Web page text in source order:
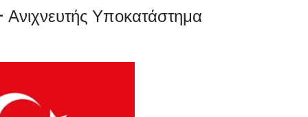
Υποκατάστημα